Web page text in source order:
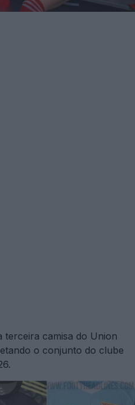
terceira camisa do Union
o conjunto do clube